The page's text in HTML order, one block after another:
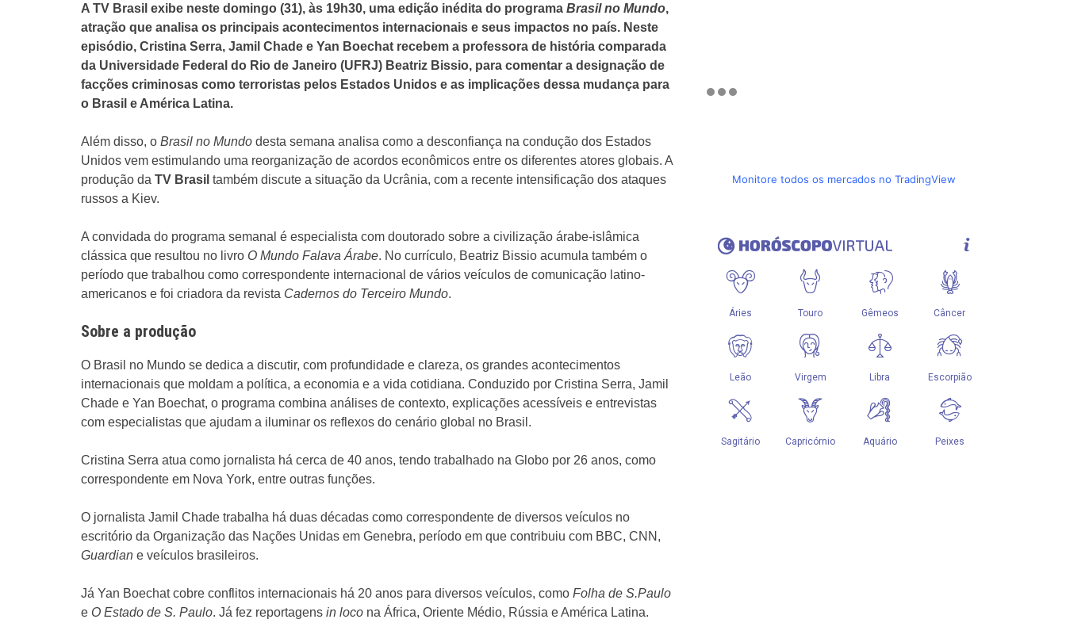
A TV Brasil exibe neste domingo (31), às 19h30, uma edição inédita do programa Brasil no Mundo,
atração que analisa os principais acontecimentos internacionais e seus impactos no país. Neste
episódio, Cristina Serra, Jamil Chade e Yan Boechat recebem a professora de história comparada
da Universidade Federal do Rio de Janeiro (UFRJ) Beatriz Bissio, para comentar a designação de
facções criminosas como terroristas pelos Estados Unidos e as implicações dessa mudança para
o Brasil e América Latina.
Além disso, o Brasil no Mundo desta semana analisa como a desconfiança na condução dos Estados
Unidos vem estimulando uma reorganização de acordos econômicos entre os diferentes atores globais. A
produção da TV Brasil também discute a situação da Ucrânia, com a recente intensificação dos ataques
russos a Kiev.
A convidada do programa semanal é especialista com doutorado sobre a civilização árabe-islâmica
clássica que resultou no livro O Mundo Falava Árabe. No currículo, Beatriz Bissio acumula também o
período que trabalhou como correspondente internacional de vários veículos de comunicação latino-
americanos e foi criadora da revista Cadernos do Terceiro Mundo.
Sobre a produção
O Brasil no Mundo se dedica a discutir, com profundidade e clareza, os grandes acontecimentos
internacionais que moldam a política, a economia e a vida cotidiana. Conduzido por Cristina Serra, Jamil
Chade e Yan Boechat, o programa combina análises de contexto, explicações acessíveis e entrevistas
com especialistas que ajudam a iluminar os reflexos do cenário global no Brasil.
Cristina Serra atua como jornalista há cerca de 40 anos, tendo trabalhado na Globo por 26 anos, como
correspondente em Nova York, entre outras funções.
O jornalista Jamil Chade trabalha há duas décadas como correspondente de diversos veículos no
escritório da Organização das Nações Unidas em Genebra, período em que contribuiu com BBC, CNN,
Guardian e veículos brasileiros.
Já Yan Boechat cobre conflitos internacionais há 20 anos para diversos veículos, como Folha de S.Paulo
e O Estado de S. Paulo. Já fez reportagens in loco na África, Oriente Médio, Rússia e América Latina.
Monitore todos os mercados no TradingView